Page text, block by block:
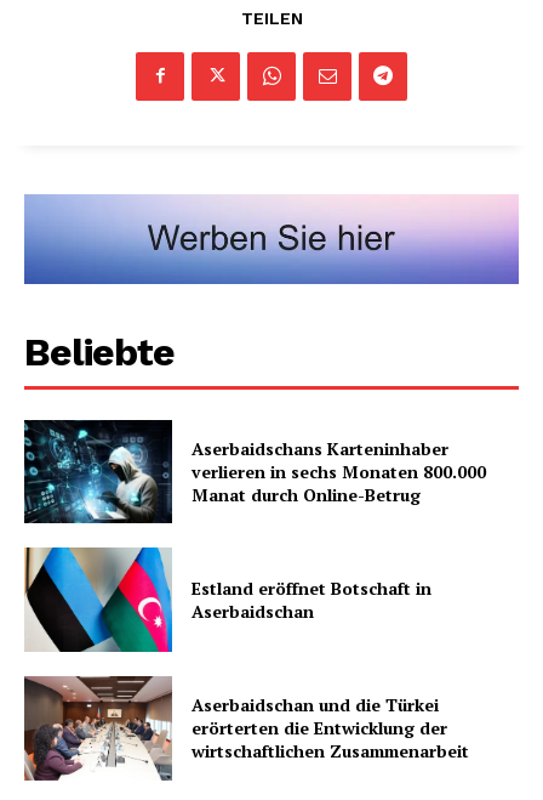
TEILEN
Beliebte
Aserbaidschans Karteninhaber
verlieren in sechs Monaten 800.000
Manat durch Online-Betrug
Estland eröffnet Botschaft in
Aserbaidschan
Aserbaidschan und die Türkei
erörterten die Entwicklung der
wirtschaftlichen Zusammenarbeit